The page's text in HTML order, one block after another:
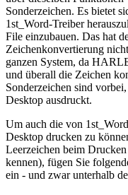
Sonderzeichen. Es bietet
1st_Word-Treiber
File einzubauen. Das hat
Zeichenkonvertierung
ganzen System, da
und überall die Zeichen
Sonderzeichen sind
Desktop ausdruckt.
Um auch die von
Desktop drucken zu
Leerzeichen beim
kennen), fügen Sie
ein - und zwar unterhalb